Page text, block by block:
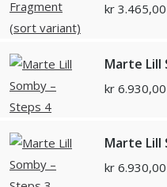
kr 3.465,00
Marte Lill
kr 6.930,00
Marte Lill
kr 6.930,00